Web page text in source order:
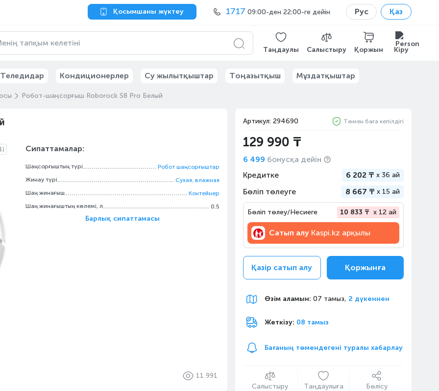
Қосымшаны жүктеу 1717 09:00-ден 22:00-ге дейін Рус Қаз
Таңдаулы Салыстыру Қоржын Кіру
Теледидар Кондиционерлер Су жылытқыштар Тоңазытқыш Мұздатқыштар
Робот-шаңсорғыш Roborock S8 Pro Белый
Сипаттамалар:
Шаңсорғыштың түрі
Робот шаңсорғыштар
Жинау түрі
Сухая, влажная
Шаң жинағыш
Контейнер
Шаң жинағыштың көлемі, л
0.5
Барлық сипаттамасы
11 991
Артикул: 294690 Төмен баға кепілдігі
129 990 ₸
6 499 бонусқа дейін
Кредитке
6 202 ₸ x 36 ай
Бөліп төлеуге 8 667 ₸ x 15 ай
Бөліп төлеу/Несиеге 10 833 ₸ x 12 ай
Сатып алу Kaspi.kz арқылы
Қазір сатып алу Қоржынға
Өзім аламын: 07 тамыз, 2 дүкеннен
Жеткізу: 08 тамыз
Бағаның төмендегені туралы хабарлау
Салыстыру Таңдаулыға Бөлісу